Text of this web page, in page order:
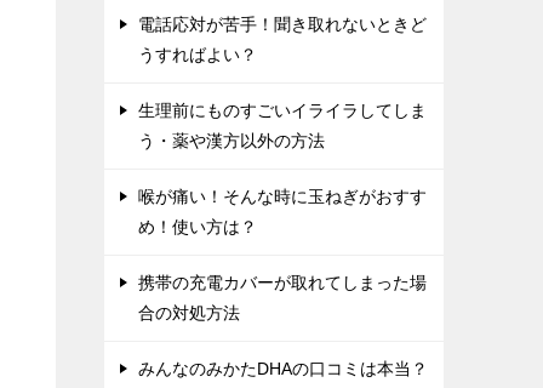
電話応対が苦手！聞き取れないときど
うすればよい？
生理前にものすごいイライラしてしま
う・薬や漢方以外の方法
喉が痛い！そんな時に玉ねぎがおすす
め！使い方は？
携帯の充電カバーが取れてしまった場
合の対処方法
みんなのみかたDHAの口コミは本当？